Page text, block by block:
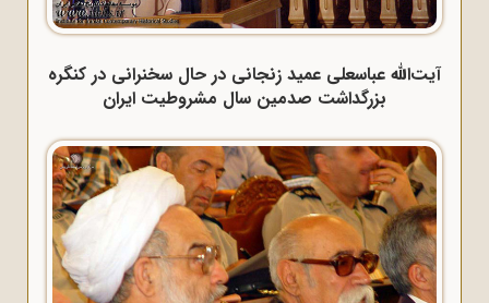
آیت‌الله عباسعلی عمید زنجانی در حال سخنرانی در کنگره
بزرگداشت صدمین سال مشروطیت ایران